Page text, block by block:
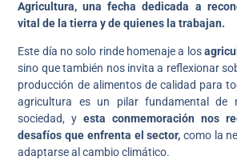
Agricultura, una fecha dedicada a
vital de la tierra y de quienes la trabajan.
Este día no solo rinde homenaje a los
sino que también nos invita a reflexionar
producción de alimentos de calidad para
agricultura es un pilar fundamental de
sociedad, yesta conmemoración nos
desafíos que enfrenta el sector, como la
adaptarse al cambio climático.